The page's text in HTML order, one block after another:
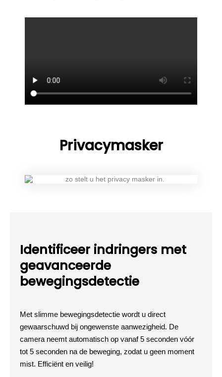
Privacymasker
Identificeer indringers met
geavanceerde
bewegingsdetectie
Met slimme bewegingsdetectie wordt u direct
gewaarschuwd bij ongewenste aanwezigheid. De
camera neemt automatisch op vanaf 5 seconden vóór
tot 5 seconden na de beweging, zodat u geen moment
mist. Efficiënt en veilig!